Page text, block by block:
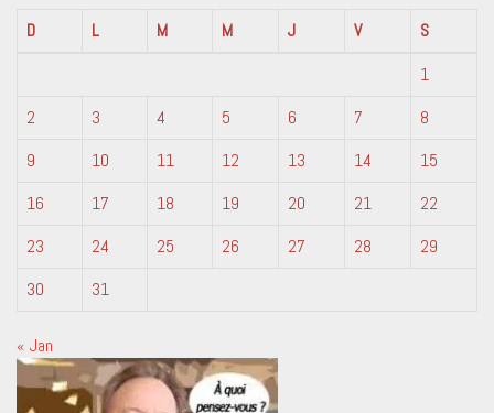
D
L M M J V
S
1
2
3 4 5 6 7
8
9
10 11 12 13 14
15
16
17 18 19 20 21
22
23
24 25 26 27 28
29
30
31
« Jan